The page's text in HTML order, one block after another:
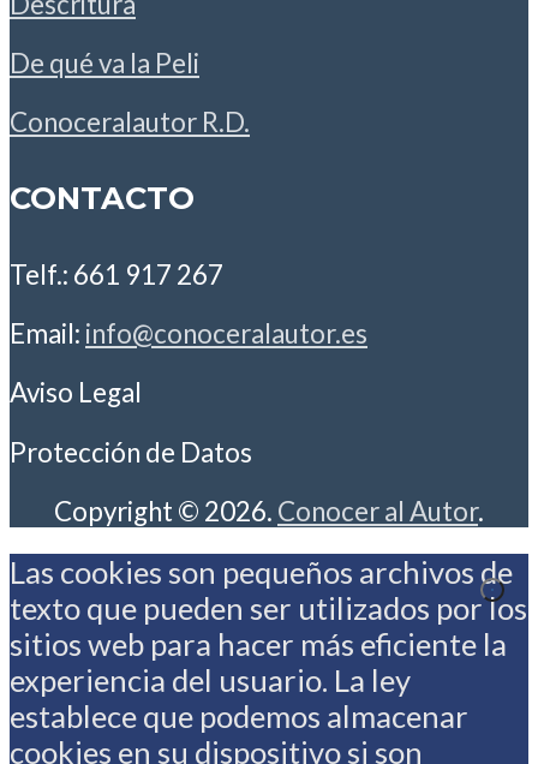
De qué va la Peli
Conoceralautor R.D.
CONTACTO
Telf.: 661 917 267
Email: info@conoceralautor.es
Aviso Legal
Protección de Datos
Copyright © 2026. Conocer al Autor.
Las cookies son pequeños archivos de
texto que pueden ser utilizados por los
sitios web para hacer más eficiente la
experiencia del usuario. La ley
establece que podemos almacenar
cookies en su dispositivo si son